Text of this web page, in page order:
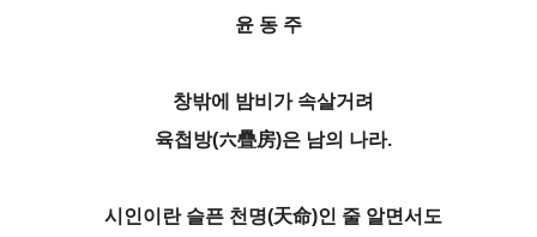
윤 동 주
창밖에 밤비가 속살거려
육첩방(六疊房)은 남의 나라.
시인이란 슬픈 천명(天命)인 줄 알면서도